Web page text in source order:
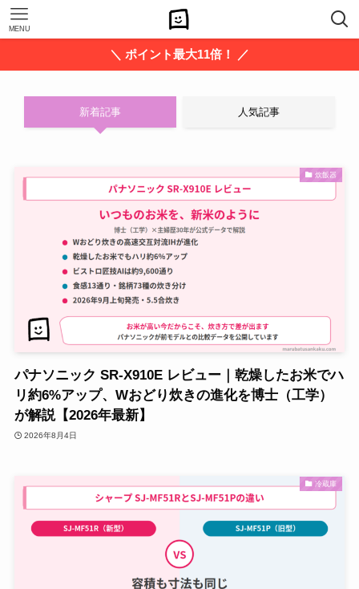
MENU
＼ ポイント最大11倍！ ／
新着記事 人気記事
炊飯器
パナソニック SR-X910E レビュー｜乾燥したお米でハ
リ約6%アップ、Wおどり炊きの進化を博士（工学）
が解説【2026年最新】
2026年8月4日
冷蔵庫